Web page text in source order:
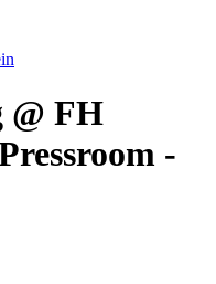
@ FH
-